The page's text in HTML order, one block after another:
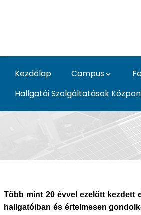
Kezdőlap Campus
Hallgatói Szolgáltatások
Herneczky
Több mint 20 évvel ezelőtt
hallgatóiban és értelmesen